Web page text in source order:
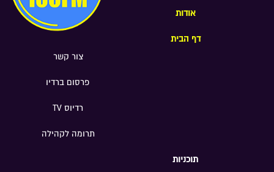
אודות
דף הבית
צור קשר
פרסום ברדיו
רדיוס TV
תרומה לקהילה
תוכניות